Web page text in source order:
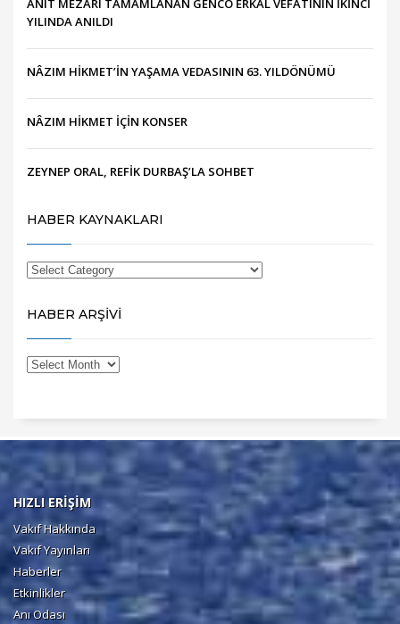
ANIT MEZARI TAMAMLANAN GENCO ERKAL VEFATININ İKİNCİ
YILINDA ANILDI
NÂZIM HİKMET’İN YAŞAMA VEDASININ 63. YILDÖNÜMÜ
NÂZIM HİKMET İÇİN KONSER
ZEYNEP ORAL, REFİK DURBAŞ’LA SOHBET
HABER KAYNAKLARI
HABER ARŞİVİ
HIZLI ERİŞİM
Vakıf Hakkında
Vakıf Yayınları
Haberler
Etkinlikler
Anı Odası